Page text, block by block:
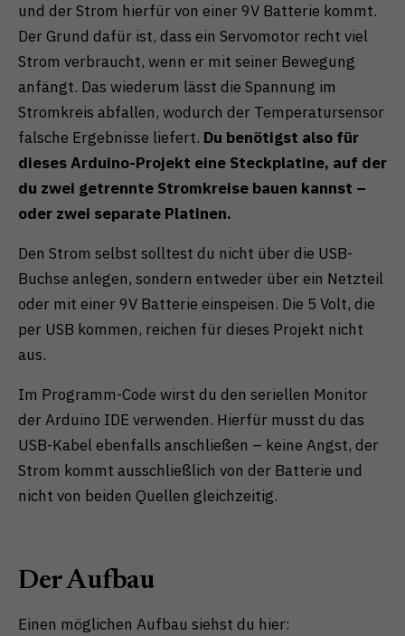
und der Strom hierfür von einer 9V Batterie kommt.
Der Grund dafür ist, dass ein Servomotor recht viel
Strom verbraucht, wenn er mit seiner Bewegung
anfängt. Das wiederum lässt die Spannung im
Stromkreis abfallen, wodurch der Temperatursensor
falsche Ergebnisse liefert. Du benötigst also für
dieses Arduino-Projekt eine Steckplatine, auf der
du zwei getrennte Stromkreise bauen kannst –
oder zwei separate Platinen.
Den Strom selbst solltest du nicht über die USB-
Buchse anlegen, sondern entweder über ein Netzteil
oder mit einer 9V Batterie einspeisen. Die 5 Volt, die
per USB kommen, reichen für dieses Projekt nicht
aus.
Im Programm-Code wirst du den seriellen Monitor
der Arduino IDE verwenden. Hierfür musst du das
USB-Kabel ebenfalls anschließen – keine Angst, der
Strom kommt ausschließlich von der Batterie und
nicht von beiden Quellen gleichzeitig.
Der Aufbau
Einen möglichen Aufbau siehst du hier: